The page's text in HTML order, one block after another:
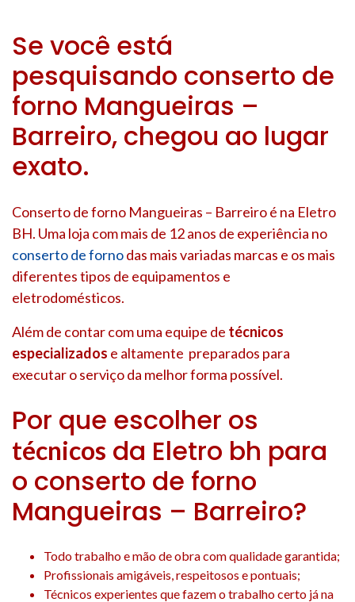
Se você está
pesquisando conserto de
forno Mangueiras –
Barreiro, chegou ao lugar
exato.
Conserto de forno Mangueiras – Barreiro é na Eletro
BH. Uma loja com mais de 12 anos de experiência no
conserto de fornodas mais variadas marcas e os mais
diferentes tipos de equipamentos e
eletrodomésticos.
Além de contar com uma equipe de técnicos
especializados e altamente preparados para
executar o serviço da melhor forma possível.
Por que escolher os
técnicos da Eletro bh para
o conserto de forno
Mangueiras – Barreiro?
Todo trabalho e mão de obra com qualidade garantida;
Profissionais amigáveis, respeitosos e pontuais;
Técnicos experientes que fazem o trabalho certo já na